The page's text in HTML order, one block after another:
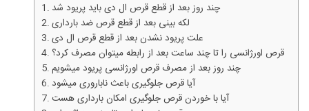
چند روز بعد از قطع قرص ال دی باید پریود شد
لکه بینی بعد از قطع قرص ضد بارداری
علت پریود نشدن بعد از قطع قرص ال دی
قرص اورژانسی را تا چند ساعت بعد از رابطه میتوان مصرف کرد؟
چند روز بعد از مصرف قرص اورژانسی پریود میشویم
آیا قرص جلوگیری باعث ناباروری میشود
آیا با خوردن قرص جلوگیری امکان بارداری هست